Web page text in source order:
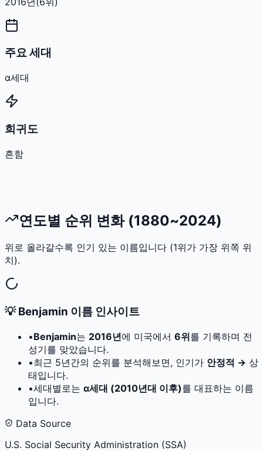
주요 세대
α세대
희귀도
흔함
연도별 순위 변화 (1880~2024)
위로 올라갈수록 인기 있는 이름입니다 (1위가 가장 위쪽 위
치).
💡Benjamin 이름 인사이트
•Benjamin는 2016년에 미국에서 6위를 기록하며 전
성기를 맞았습니다.
•최근 5년간의 순위를 분석해보면, 인기가 안정적 → 상
태입니다.
•세대별로는 α세대 (2010년대 이후)를 대표하는 이름
입니다.
Data Source
U.S. Social Security Administration (SSA)